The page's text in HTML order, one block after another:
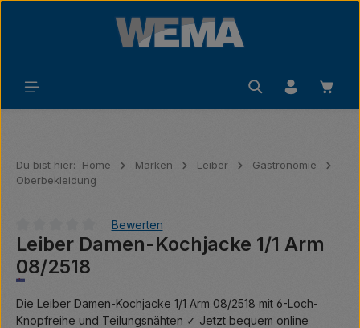
Zum Hauptinhalt springen
Du bist hier: Home Marken Leiber
Gastronomie
Oberbekleidung
Durchschnittliche Bewertung von 0 von 5 Sternen
Bewerten
Leiber Damen-Kochjacke 1/1 Arm
08/2518
Die Leiber Damen-Kochjacke 1/1 Arm 08/2518 mit 6-Loch-
Knopfreihe und Teilungsnähten ✓ Jetzt bequem online